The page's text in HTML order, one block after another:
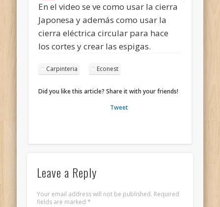
En el video se ve como usar la cierra
Japonesa y además como usar la
cierra eléctrica circular para hace
los cortes y crear las espigas.
Carpinteria Econest
Did you like this article? Share it with your friends!
Tweet
Leave a Reply
Your email address will not be published. Required
fields are marked*